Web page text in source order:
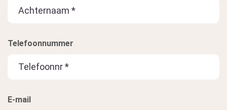
Telefoonnummer
E-mail